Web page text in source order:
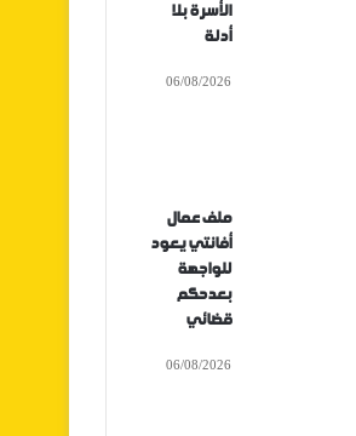
الأسرة بلا
أدلة
06/08/2026
ملف عمال
أفانتي يعود
للواجهة
بعدحكم
قضائي
06/08/2026